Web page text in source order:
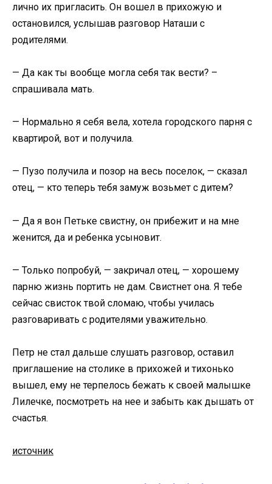
лично их пригласить. Он вошел в прихожую и
остановился, услышав разговор Наташи с
родителями.
— Да как ты вообще могла себя так вести? –
спрашивала мать.
— Нормально я себя вела, хотела городского парня с
квартирой, вот и получила.
— Пузо получила и позор на весь поселок, — сказал
отец, — кто теперь тебя замуж возьмет с дитем?
— Да я вон Петьке свистну, он прибежит и на мне
женится, да и ребенка усыновит.
— Только попробуй, — закричал отец, — хорошему
парню жизнь портить не дам. Свистнет она. Я тебе
сейчас свисток твой сломаю, чтобы училась
разговаривать с родителями уважительно.
Петр не стал дальше слушать разговор, оставил
приглашение на столике в прихожей и тихонько
вышел, ему не терпелось бежать к своей малышке
Лилечке, посмотреть на нее и забыть как дышать от
счастья.
источник